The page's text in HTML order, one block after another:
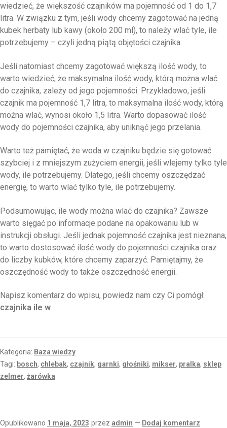
wiedzieć, że większość czajników ma pojemność od 1 do 1,7
litra. W związku z tym, jeśli wody chcemy zagotować na jedną
kubek herbaty lub kawy (około 200 ml), to należy wlać tyle, ile
potrzebujemy – czyli jedną piątą objętości czajnika.
Jeśli natomiast chcemy zagotować większą ilość wody, to
warto wiedzieć, że maksymalna ilość wody, którą można wlać
do czajnika, zależy od jego pojemności. Przykładowo, jeśli
czajnik ma pojemność 1,7 litra, to maksymalna ilość wody, którą
można wlać, wynosi około 1,5 litra. Warto dopasować ilość
wody do pojemności czajnika, aby uniknąć jego przelania.
Warto też pamiętać, że woda w czajniku będzie się gotować
szybciej i z mniejszym zużyciem energii, jeśli wlejemy tylko tyle
wody, ile potrzebujemy. Dlatego, jeśli chcemy oszczędzać
energię, to warto wlać tylko tyle, ile potrzebujemy.
Podsumowując, ile wody można wlać do czajnika? Zawsze
warto sięgać po informacje podane na opakowaniu lub w
instrukcji obsługi. Jeśli jednak pojemność czajnika jest nieznana,
to warto dostosować ilość wody do pojemności czajnika oraz
do liczby kubków, które chcemy zaparzyć. Pamiętajmy, że
oszczędność wody to także oszczędność energii.
Napisz komentarz do wpisu, powiedz nam czy Ci pomógł:
czajnika ile w
Kategoria: Baza wiedzy
Tagi: bosch, chlebak, czajnik, garnki, głośniki, mikser, pralka, sklep
zelmer, żarówka
Opublikowano 1 maja, 2023 przez admin — Dodaj komentarz